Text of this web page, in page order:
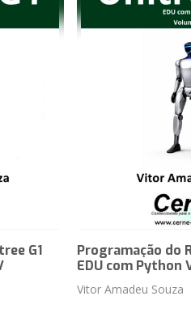
G1
Programação do
EDU com Python
Vitor Amadeu Souza